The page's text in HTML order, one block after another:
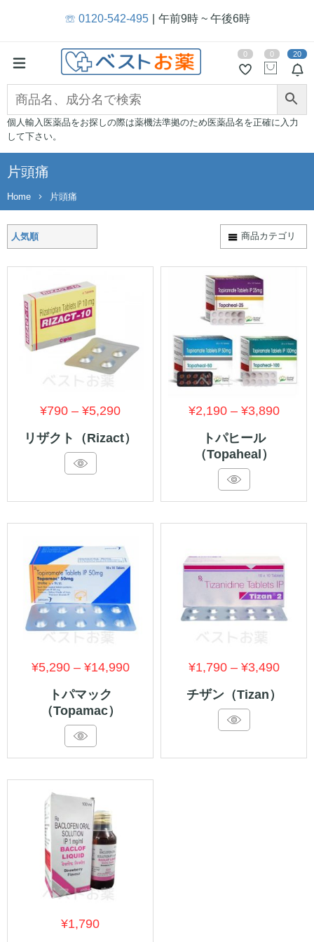
☏ 0120-542-495 午前9時 ~ 午後6時
20
0 0
個人輸入医薬品をお探しの際は薬機法準拠のため医薬品名を正確に入力
して下さい。
片頭痛
Home 片頭痛
商品カテゴリ
リザクト（Rizact）
¥790–¥5,290価
格
–
¥5,290
トパヒール
（Topaheal）
¥2,190 –¥3,890価
–
トパマック
（Topamac）
¥5,290 –¥14,990価
–
¥14,990
チザン（Tizan）
¥1,790 –¥3,490価
–
¥1,790